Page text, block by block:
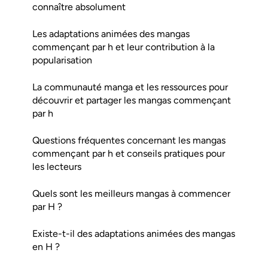
connaître absolument
Les adaptations animées des mangas
commençant par h et leur contribution à la
popularisation
La communauté manga et les ressources pour
découvrir et partager les mangas commençant
par h
Questions fréquentes concernant les mangas
commençant par h et conseils pratiques pour
les lecteurs
Quels sont les meilleurs mangas à commencer
par H ?
Existe-t-il des adaptations animées des mangas
en H ?